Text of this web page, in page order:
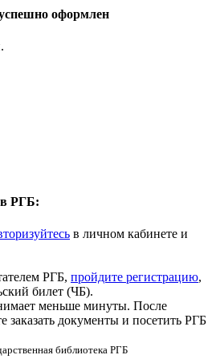
оформлен
в РГБ:
в личном кабинете и
РГБ, пройдите регистрацию,
билет (ЧБ).
меньше минуты. После
документы и посетить РГБ
библиотека РГБ